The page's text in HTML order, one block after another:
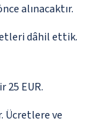
alınacaktır.
dâhil ettik.
25 EUR.
Ücretlere ve